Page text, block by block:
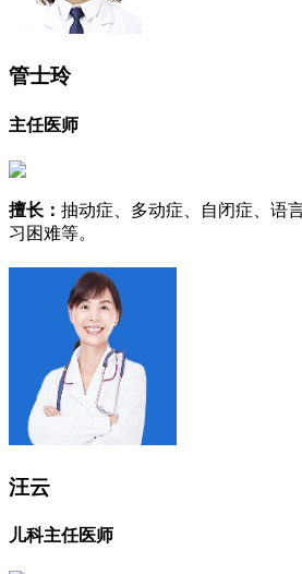
管士玲
主任医师
擅长： 抽动症、多动症、自闭症、语
习困难等。
汪云
儿科主任医师